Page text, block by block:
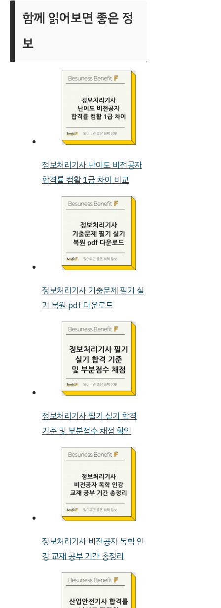
함께 읽어보면 좋은 정
보
정보처리기사 난이도 비전공자
합격률 컴활 1급 차이 비교
정보처리기사 기출문제 필기 실
기 복원 pdf 다운로드
정보처리기사 필기 실기 합격
기준 및 부분점수 채점 확인
정보처리기사 비전공자 독학 인
강 교재 공부 기간 총정리